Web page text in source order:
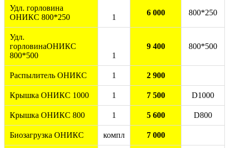
Удл. горловина
ОНИКС 800*250
1
6 000 800*250
Удл.
горловинаОНИКС
800*500
1
9 400 800*500
Распылитель ОНИКС 1 2 900
Крышка ОНИКС 1000 1 7 500 D1000
Крышка ОНИКС 800 1 5 600 D800
Биозагрузка ОНИКС компл 7 000